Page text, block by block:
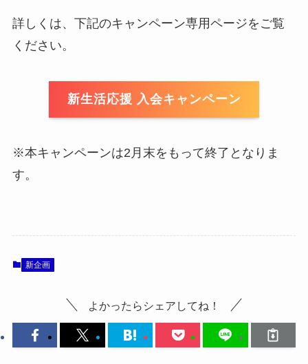
詳しくは、下記のキャンペーン専用ページをご覧
ください。
新生活応援 入会キャンペーン
※本キャンペーンは2月末をもって終了となりま
す。
新企画
よかったらシェアしてね！